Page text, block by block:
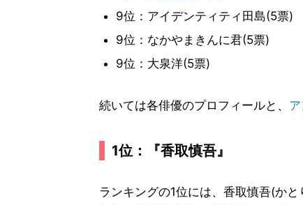
9位：アイデンティティ田島(5票)
9位：なかやまきんに君(5票)
9位：大泉洋(5票)
続いては各俳優のプロフィールと、
1位：『香取慎吾』
ランキングの1位には、香取慎吾(か